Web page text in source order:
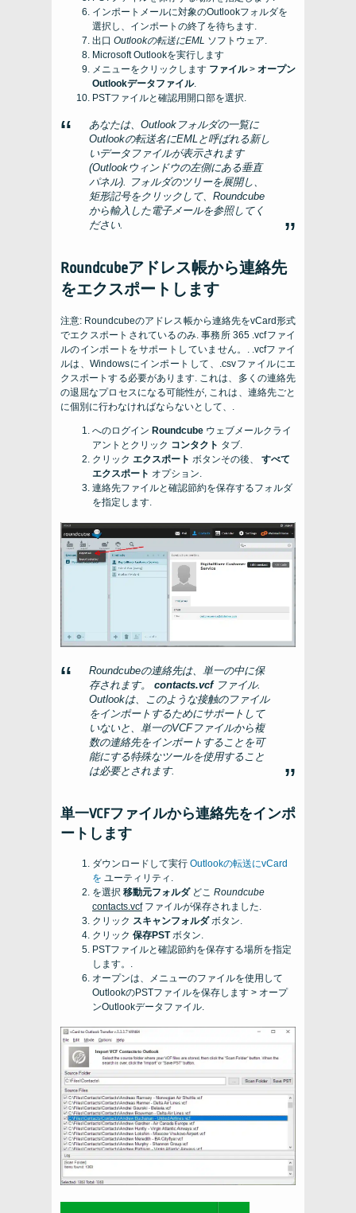
インポートメールに対象のOutlookフォルダを
選択し、インポートの終了を待ちます.
出口 Outlookの転送にEML ソフトウェア.
Microsoft Outlookを実行します
メニューをクリックします ファイル> オープン
Outlookデータファイル.
PSTファイルと確認用開口部を選択.
あなたは、Outlookフォルダの一覧に
Outlookの転送名にEMLと呼ばれる新し
いデータファイルが表示されます
(Outlookウィンドウの左側にある垂直
パネル). フォルダのツリーを展開し、
矩形記号をクリックして、Roundcube
から輸入した電子メールを参照してく
ださい.
Roundcubeアドレス帳から連絡先
をエクスポートします
注意: Roundcubeのアドレス帳から連絡先をvCard形式
でエクスポートされているのみ. 事務所 365 .vcfファイ
ルのインポートをサポートしていません。. .vcfファイ
ルは、Windowsにインポートして、.csvファイルにエ
クスポートする必要があります. これは、多くの連絡先
の退屈なプロセスになる可能性が, これは、連絡先ごと
に個別に行わなければならないとして、.
へのログイン Roundcube ウェブメールクライ
アントとクリック コンタクト タブ.
クリック エクスポート ボタンその後、 すべて
エクスポート オプション.
連絡先ファイルと確認節約を保存するフォルダ
を指定します.
Roundcubeの連絡先は、単一の中に保
存されます。 contacts.vcfファイル.
Outlookは、このような接触のファイル
をインポートするためにサポートして
いないと、単一のVCFファイルから複
数の連絡先をインポートすることを可
能にする特殊なツールを使用すること
は必要とされます.
単一VCFファイルから連絡先をインポ
ートします
ダウンロードして実行 Outlookの転送にvCard
を ユーティリティ.
を選択 移動元フォルダどこ Roundcube
contacts.vcfファイルが保存されました.
クリック スキャンフォルダボタン.
クリック 保存PSTボタン.
PSTファイルと確認節約を保存する場所を指定
します。.
オープンは、メニューのファイルを使用して
OutlookのPSTファイルを保存します > オープ
ンOutlookデータファイル.